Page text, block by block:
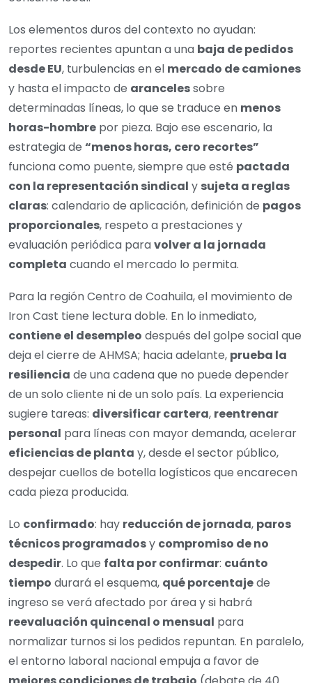
Los elementos duros del contexto no ayudan:
reportes recientes apuntan a una baja de pedidos
desde EU, turbulencias en el mercado de camiones
y hasta el impacto de arancelessobre
determinadas líneas, lo que se traduce en menos
horas-hombre por pieza. Bajo ese escenario, la
estrategia de “menos horas, cero recortes”
funciona como puente, siempre que esté pactada
con la representación sindical y sujeta a reglas
claras: calendario de aplicación, definición de pagos
proporcionales, respeto a prestaciones y
evaluación periódica paravolver a la jornada
completa cuando el mercado lo permita.
Para la región Centro de Coahuila, el movimiento de
Iron Cast tiene lectura doble. En lo inmediato,
contiene el desempleo después del golpe social que
deja el cierre de AHMSA; hacia adelante, prueba la
resiliencia de una cadena que no puede depender
de un solo cliente ni de un solo país. La experiencia
sugiere tareas: diversificar cartera, reentrenar
personal para líneas con mayor demanda, acelerar
eficiencias de planta y, desde el sector público,
despejar cuellos de botella logísticos que encarecen
cada pieza producida.
Lo confirmado: hay reducción de jornada, paros
técnicos programadosy compromiso de no
despedir. Lo que falta por confirmar: cuánto
tiempo durará el esquema, qué porcentajede
ingreso se verá afectado por área y si habrá
reevaluación quincenal o mensual para
normalizar turnos si los pedidos repuntan. En paralelo,
el entorno laboral nacional empuja a favor de